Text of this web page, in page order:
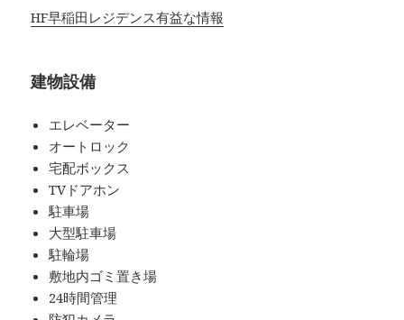
HF早稲田レジデンス有益な情報
建物設備
エレベーター
オートロック
宅配ボックス
TVドアホン
駐車場
大型駐車場
駐輪場
敷地内ゴミ置き場
24時間管理